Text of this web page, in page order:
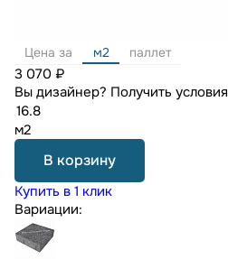
Цена за м2 паллет
3 070 ₽
Вы дизайнер? Получить условия
м2
В корзину
Купить в 1 клик
Вариации: